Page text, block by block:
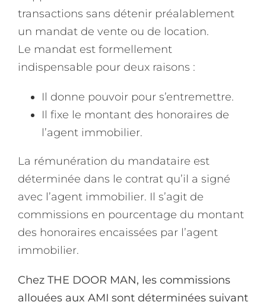
transactions sans détenir préalablement
un mandat de vente ou de location.
Le mandat est formellement
indispensable pour deux raisons :
Il donne pouvoir pour s’entremettre.
Il fixe le montant des honoraires de
l’agent immobilier.
La rémunération du mandataire est
déterminée dans le contrat qu’il a signé
avec l’agent immobilier. Il s’agit de
commissions en pourcentage du montant
des honoraires encaissées par l’agent
immobilier.
Chez THE DOOR MAN, les commissions
allouées aux AMI sont déterminées suivant